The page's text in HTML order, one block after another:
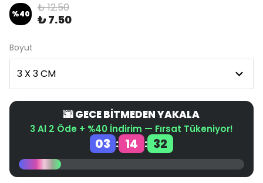
%40 ₺ 12.50
₺ 7.50
Boyut
🌆 GECE BİTMEDEN YAKALA
3 Al 2 Öde + %40 İndirim — Fırsat Tükeniyor!
03 : 14 : 32